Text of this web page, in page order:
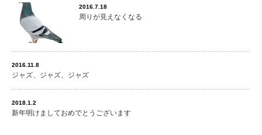
2016.7.18
周りが見えなくなる
2016.11.8
ジャズ、ジャズ、ジャズ
2018.1.2
新年明けましておめでとうございます